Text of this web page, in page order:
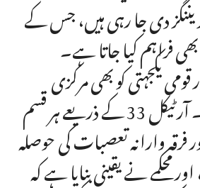
دی جا رہی ہیں، جس کے
فراہم کیا جاتا ہے۔
یکجہتی کو بھی مرکزی
اہمیت دیتے ہیں۔ آرٹیکل 33 کے ذریعے ہر قسم
فرقہ وارانہ تعصبات کی حوصلہ
محکمے نے یقینی بنایا ہے کہ